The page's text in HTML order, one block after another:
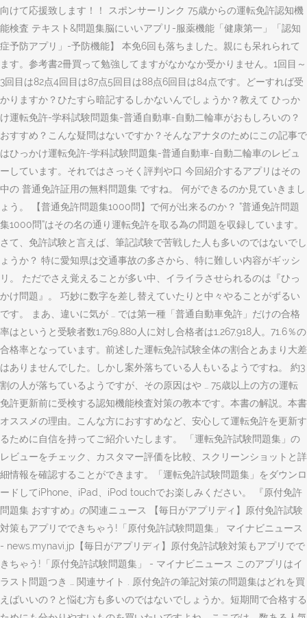
向けて応援致します！！ スポンサーリンク 75歳からの運転免許認知機
能検査 テキスト&問題集脳にいいアプリ-服薬機能「健康第一」「認知
症予防アプリ」-予防機能】 本免6回も落ちました。親にも呆れられて
ます。参考書2冊買って勉強してますがなかなか受かりません。1回目～
3回目は82点4回目は87点5回目は88点6回目は84点です。どーすれば受
かりますか？ひたすら暗記するしかないんでしょうか？教えて ひっか
け運転免許-学科試験問題集-普通自動車-自動二輪車がおもしろいの？
おすすめ？こんな疑問はないですか？そんなアナタのためにこの記事で
はひっかけ運転免許-学科試験問題集-普通自動車-自動二輪車のレビュ
ーしています。それではさっそく評判や口 今回紹介するアプリはその
中の 普通免許証用の無料問題集 ですね。 何ができるのか見ていきまし
ょう。 【普通免許問題集1000問】で何が出来るのか？ ”普通免許問題
集1000問”はその名の通り運転免許を取る為の問題を収録しています。
さて、免許試験と言えば、筆記試験で苦戦した人も多いのではないでし
ょうか？ 特に愛知県は交通事故の多さから、特に難しい内容がギッシ
リ。 ただでさえ覚えることが多い中、イライラさせられるのは『ひっ
かけ問題』。 巧妙に数字を差し替えていたりと中々やることがずるい
です。 まあ、違いに気が … では第一種「普通自動車免許」だけの合格
率はというと受験者数1,769,880人に対し合格者は1,267,918人。71.6％の
合格率となっています。前述した運転免許試験全体の割合とあまり大差
はありませんでした。しかし案外落ちている人もいるようですね。 約3
割の人が落ちているようですが、その原因はや … 75歳以上の方の運転
免許更新前に受検する認知機能検査対策の教本です。本書の解説。本書
オススメの理由。こんな方におすすめなど、安心して運転免許を更新す
るために自信を持ってご紹介いたします。 ‎「運転免許試験問題集」の
レビューをチェック、カスタマー評価を比較、スクリーンショットと詳
細情報を確認することができます。「運転免許試験問題集」をダウンロ
ードしてiPhone、iPad、iPod touchでお楽しみください。 『原付免許
問題集 おすすめ』の関連ニュース 【毎日がアプリディ】原付免許試験
対策もアプリでできちゃう!「原付免許試験問題集」 マイナビニュース
- news.mynavi.jp【毎日がアプリディ】原付免許試験対策もアプリでで
きちゃう!「原付免許試験問題集」 - マイナビニュース このアプリはイ
ラスト問題つき … 関連サイト . 原付免許の筆記対策の問題集はどれを買
えばいいの？と悩む方も多いのではないでしょうか。短期間で合格する